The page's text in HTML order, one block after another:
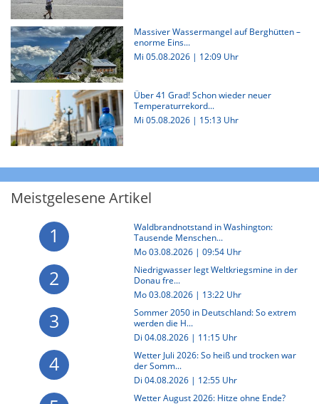
Massiver Wassermangel auf Berghütten –
enorme Eins...
Mi 05.08.2026 | 12:09 Uhr
Über 41 Grad! Schon wieder neuer
Temperaturrekord...
Mi 05.08.2026 | 15:13 Uhr
Meistgelesene Artikel
1
Waldbrandnotstand in Washington:
Tausende Menschen...
Mo 03.08.2026 | 09:54 Uhr
2
Niedrigwasser legt Weltkriegsmine in der
Donau fre...
Mo 03.08.2026 | 13:22 Uhr
3
Sommer 2050 in Deutschland: So extrem
werden die H...
Di 04.08.2026 | 11:15 Uhr
4
Wetter Juli 2026: So heiß und trocken war
der Somm...
Di 04.08.2026 | 12:55 Uhr
Wetter August 2026: Hitze ohne Ende?